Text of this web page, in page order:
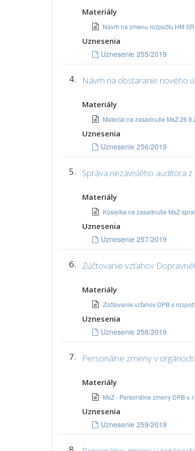
Materiály
Navrh na zmenu rozpočtu HM
Uznesenia
Uznesenie 255/2019
4. Návrh na obstaranie nového
Materiály
Materiál na zasadnutie MsZ
Uznesenia
Uznesenie 256/2019
5. Správa nezávislého audítora
Materiály
Kosielka na zasadnutie MsZ-
Uznesenia
Uznesenie 257/2019
6. Zúčtovanie vzťahov
Materiály
Zúčtovanie vzťahov DPB s
Uznesenia
Uznesenie 258/2019
7. Personálne zmeny v
Materiály
MsZ - Personálne zmeny DPB v. r.
Uznesenia
Uznesenie 259/2019